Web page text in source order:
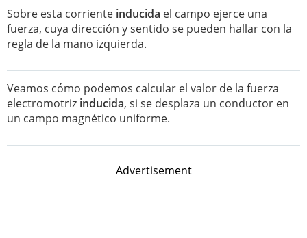
Sobre esta corriente inducida el campo ejerce una
fuerza, cuya dirección y sentido se pueden hallar con la
regla de la mano izquierda.
Veamos cómo podemos calcular el valor de la fuerza
electromotriz inducida, si se desplaza un conductor en
un campo magnético uniforme.
Advertisement